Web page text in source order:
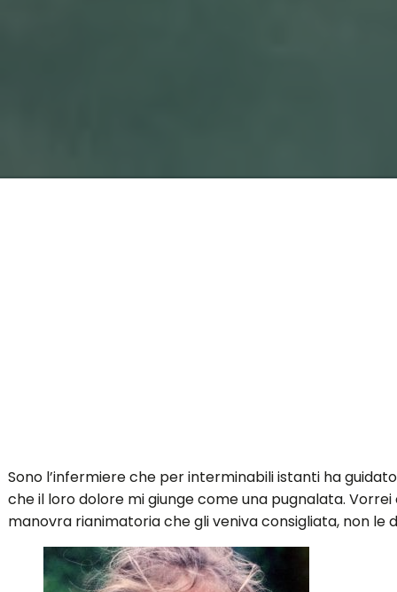
Sono l’infermiere che per interminabili istanti ha
che il loro dolore mi giunge come una pugnalata.
manovra rianimatoria che gli veniva consigliata, non le